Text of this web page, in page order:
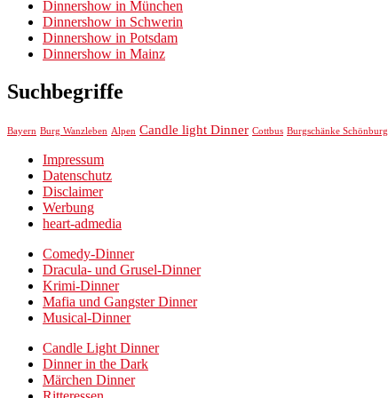
Dinnershow in München
Dinnershow in Schwerin
Dinnershow in Potsdam
Dinnershow in Mainz
Suchbegriffe
Bayern Burg Wanzleben Alpen Candle light Dinner Cottbus Burgschänke Schönburg
Impressum
Datenschutz
Disclaimer
Werbung
heart-admedia
Comedy-Dinner
Dracula- und Grusel-Dinner
Krimi-Dinner
Mafia und Gangster Dinner
Musical-Dinner
Candle Light Dinner
Dinner in the Dark
Märchen Dinner